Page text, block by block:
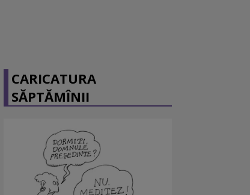
CARICATURA
SĂPTĂMÎNII